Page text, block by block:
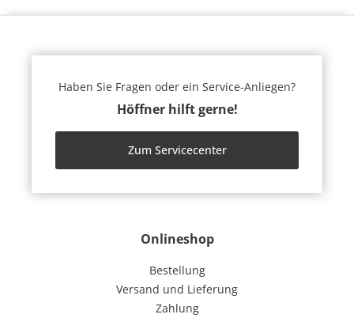
Onlineshop
Bestellung
Versand und Lieferung
Zahlung
Haben Sie Fragen oder ein Service-Anliegen?
Höffner hilft gerne!
Zum Servicecenter